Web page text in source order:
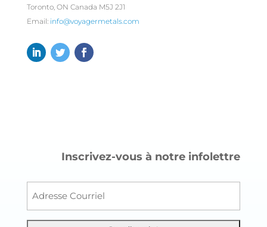
Toronto, ON Canada M5J 2J1
Email: info@voyagermetals.com
Inscrivez-vous à notre infolettre